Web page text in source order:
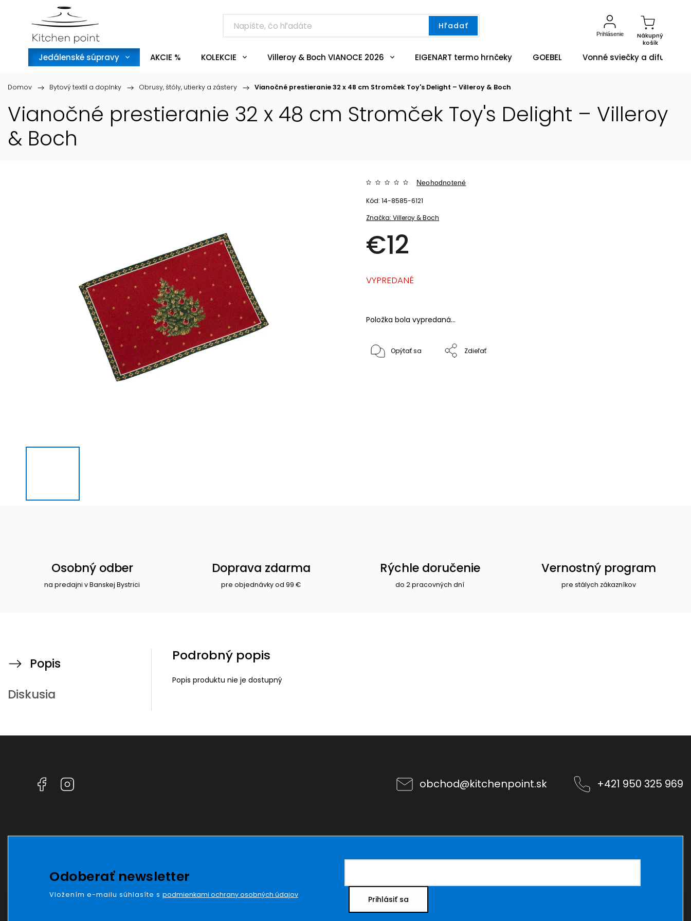
Hľadať
Nákupný
košík
Prihlásenie
Jedálenské súpravy AKCIE % KOLEKCIE Villeroy & Boch VIANOCE 2026 EIGENART termo hrnčeky GOEBEL Vonné sviečky a difuzéry
Domov / Bytový textil a doplnky / Obrusy, štóly, utierky a zástery / Vianočné prestieranie 32 x 48 cm Stromček Toy's Delight – Villeroy & Boch
Vianočné prestieranie 32 x 48 cm Stromček Toy's Delight – Villeroy
& Boch
Značka:Villeroy & Boch
Neohodnotené
€12
Kód: 14-8585-6121
Položka bola vypredaná…
VYPREDANÉ
Opýtať sa Zdieľať
Osobný odber
na predajni v Banskej Bystrici
Doprava zdarma
pre objednávky od 99 €
Rýchle doručenie
do 2 pracovných dní
Vernostný program
pre stálych zákazníkov
Popis
Diskusia
Podrobný popis
Popis produktu nie je dostupný
Facebook obchod@kitchenpoint.sk +421 950 325 969
Odoberať newsletter
Vložením e-mailu súhlasíte s podmienkami ochrany osobných údajov Prihlásiť sa